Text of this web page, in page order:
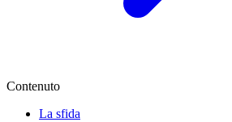
Contenuto
La sfida